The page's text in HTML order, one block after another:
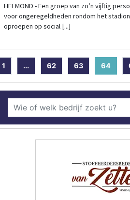
HELMOND - Een groep van zo’n vijftig
voor ongeregeldheden rondom het stadion
oproepen op social [...]
1 ... 62 63 64